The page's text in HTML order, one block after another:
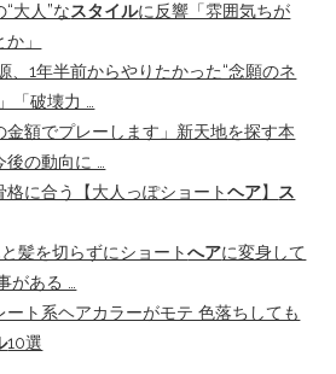
“大人”なスタイルに反響「雰囲気ちが
」
、1年半前からやりたかった“念願のネ
「破壊力 …
金額でプレーします」新天地を探す本
の動向に …
格に合う【大人っぽショートヘア】 ス
髪を切らずにショートへアに変身して
がある …
ト系ヘアカラーがモテ 色落ちしても
10選